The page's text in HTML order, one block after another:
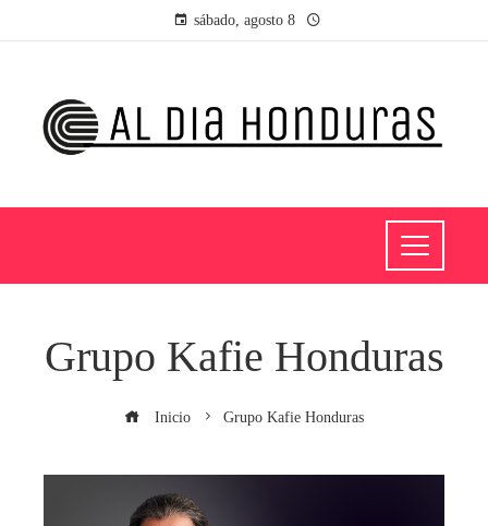
sábado, agosto 8
Grupo Kafie Honduras
Inicio Grupo Kafie Honduras